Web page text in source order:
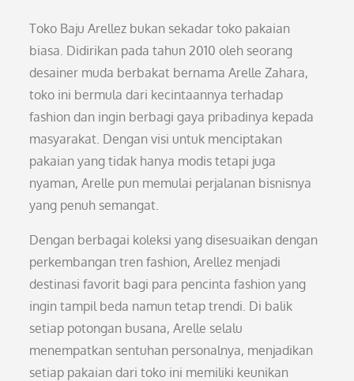
Toko Baju Arellez bukan sekadar toko pakaian
biasa. Didirikan pada tahun 2010 oleh seorang
desainer muda berbakat bernama Arelle Zahara,
toko ini bermula dari kecintaannya terhadap
fashion dan ingin berbagi gaya pribadinya kepada
masyarakat. Dengan visi untuk menciptakan
pakaian yang tidak hanya modis tetapi juga
nyaman, Arelle pun memulai perjalanan bisnisnya
yang penuh semangat.
Dengan berbagai koleksi yang disesuaikan dengan
perkembangan tren fashion, Arellez menjadi
destinasi favorit bagi para pencinta fashion yang
ingin tampil beda namun tetap trendi. Di balik
setiap potongan busana, Arelle selalu
menempatkan sentuhan personalnya, menjadikan
setiap pakaian dari toko ini memiliki keunikan